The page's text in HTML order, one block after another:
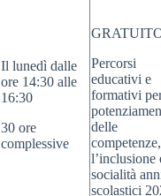
Il lunedì dalle
ore 14:30 alle
16:30
30 ore
complessive
Percorsi
educativi e
formativi
delle
competenze,
l’inclusione
socialità
scolastici